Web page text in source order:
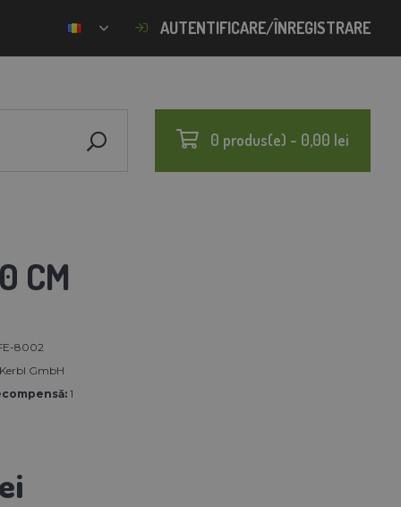
AUTENTIFICARE/ÎNREGISTRARE
0 produs(e) - 0,00 lei
CM
8002
GmbH
1